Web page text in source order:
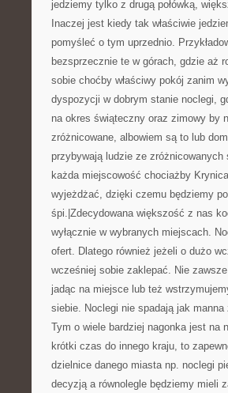
jedziemy tylko z drugą połówką,
Inaczej jest kiedy tak właściwie
pomyśleć o tym uprzednio.
bezsprzecznie te w górach, gdzie aż
sobie choćby właściwy pokój zanim
dyspozycji w dobrym stanie noclegi,
na okres świąteczny oraz zimowy by
zróżnicowane, albowiem są to lub
przybywają ludzie ze
każda miejscowość chociażby
wyjeżdżać, dzięki czemu będziemy
śpi.|Zdecydowana większość z nas
wyłącznie w wybranych miejscach.
ofert. Dlatego również jeżeli o dużo
wcześniej sobie zaklepać. Nie
jadąc na miejsce lub też
siebie. Noclegi nie spadają jak
Tym o wiele bardziej nagonka jest na
krótki czas do innego kraju, to
dzielnice danego miasta np. noclegi
decyzją a równolegle będziemy mieli